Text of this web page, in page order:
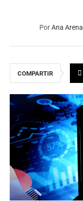
PorAna
COMPARTIR